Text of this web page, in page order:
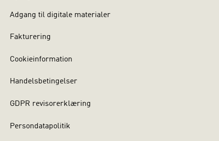
Adgang til digitale materialer
Fakturering
Cookieinformation
Handelsbetingelser
GDPR revisorerklæring
Persondatapolitik